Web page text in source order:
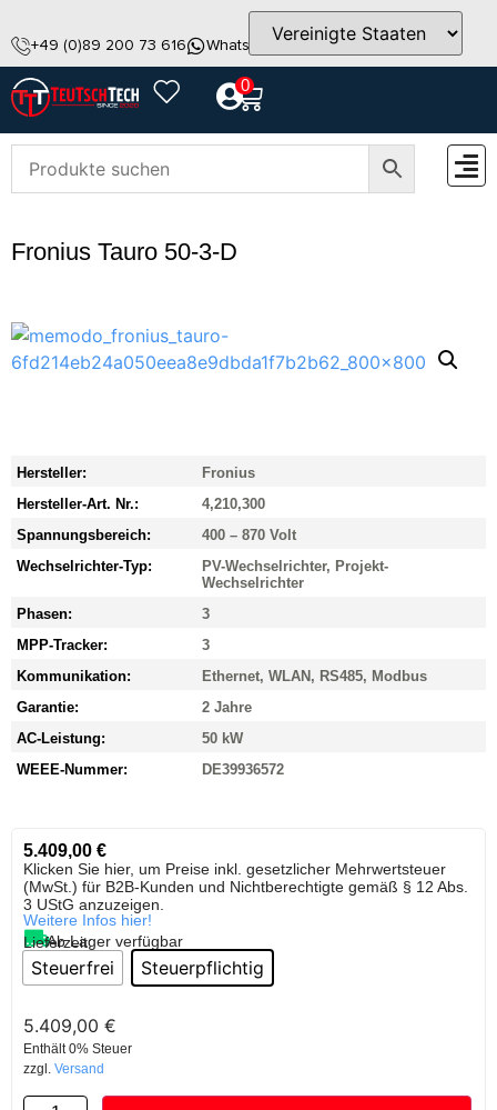
+49 (0)89 200 73 616 WhatsApp info@teutschtech.com
0
Fronius Tauro 50-3-D
Hersteller:
Fronius
Hersteller-Art. Nr.:
4,210,300
Spannungsbereich:
400 – 870 Volt
Wechselrichter-Typ:
PV-Wechselrichter, Projekt-
Wechselrichter
Phasen:
3
MPP-Tracker:
3
Kommunikation:
Ethernet, WLAN, RS485, Modbus
Garantie:
2 Jahre
AC-Leistung:
50 kW
WEEE-Nummer:
DE39936572
5.409,00 €
Klicken Sie hier, um Preise inkl. gesetzlicher Mehrwertsteuer
(MwSt.) für B2B-Kunden und Nichtberechtigte gemäß § 12 Abs.
3 UStG anzuzeigen.
Weitere Infos hier!
Ab Lager verfügbar
Lieferzeit:
Steuerfrei Steuerpflichtig
5.409,00 €
Enthält 0% Steuer
zzgl. Versand